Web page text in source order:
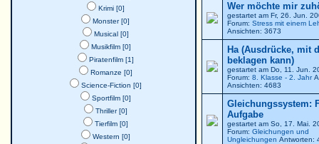
Krimi [0]
Monster [0]
Musical [0]
Musikfilm [0]
Piratenfilm [1]
Romanze [0]
Science-Fiction [0]
Sportfilm [0]
Thriller [0]
Tierfilm [0]
Western [0]
Wer möchte mir
gestartet am Fr, 26. Jun.
Forum: Stress mit einem
Ansichten: 3673
Ha (Ausdrücke, mit
beklagen kann)
gestartet am Do, 11. Jun.
Forum: 8. Klasse - 2. Jahr
Ansichten: 4683
Gleichungssystem:
Aufgabe
gestartet am So, 17. Mai.
Forum: Gleichungen und
Ungleichungen Antworten: